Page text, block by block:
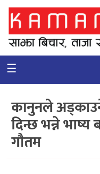
गृहपृष्ठ
समाचार
कुराकानी
अर्थ
र
☰
कानुनले
दिन्छ भन्ने भाष्य
गौतम